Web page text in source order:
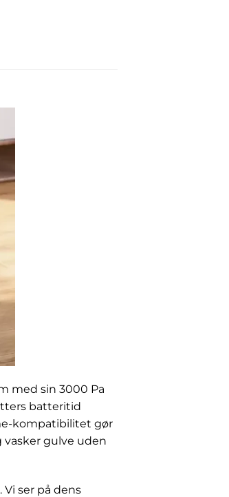
med sin 3000 Pa
batteritid
kompatibilitet gør
vasker gulve uden
ser på dens